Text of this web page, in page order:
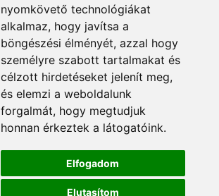
nyomkövető technológiákat
alkalmaz, hogy javítsa a
böngészési élményét, azzal hogy
személyre szabott tartalmakat és
célzott hirdetéseket jelenít meg,
és elemzi a weboldalunk
forgalmát, hogy megtudjuk
honnan érkeztek a látogatóink.
Elfogadom
Elutasítom
Elfogadott fizetési módok
Á.SZ.F.
Impresszum